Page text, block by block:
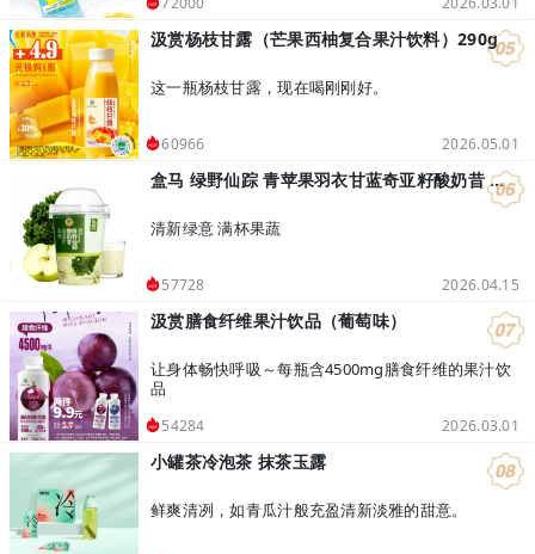
汲赏杨枝甘露（芒果西柚复合果汁饮料）290g
这一瓶杨枝甘露，现在喝刚刚好。
60966 2026.05.01
盒马 绿野仙踪 青苹果羽衣甘蓝奇亚籽酸奶昔 400g
清新绿意 满杯果蔬
57728 2026.04.15
汲赏膳食纤维果汁饮品（葡萄味）
让身体畅快呼吸～每瓶含4500mg膳食纤维的果汁饮
品
54284 2026.03.01
小罐茶冷泡茶 抹茶玉露
鲜爽清冽，如青瓜汁般充盈清新淡雅的甜意。